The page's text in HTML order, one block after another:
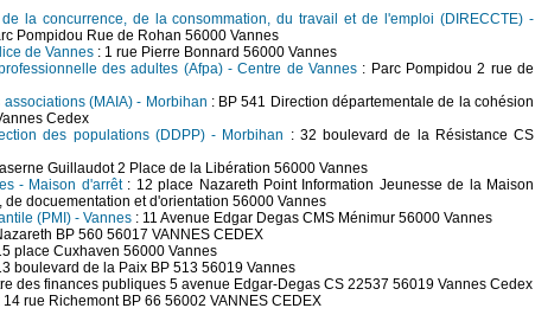
la concurrence, de la consommation, du travail et de l'emploi (DIRECCTE) -
Pompidou Rue de Rohan 56000 Vannes
de Vannes : 1 rue Pierre Bonnard 56000 Vannes
des adultes (Afpa) - Centre de Vannes : Parc Pompidou 2 rue de
(MAIA) - Morbihan : BP 541 Direction départementale de la cohésion
Cedex
des populations (DDPP) - Morbihan : 32 boulevard de la Résistance CS
Guillaudot 2 Place de la Libération 56000 Vannes
- Maison d'arrêt: 12 place Nazareth Point Information Jeunesse de la Maison
docuementation et d'orientation 56000 Vannes
(PMI) - Vannes : 11 Avenue Edgar Degas CMS Ménimur 56000 Vannes
BP 560 56017 VANNES CEDEX
place Cuxhaven 56000 Vannes
boulevard de la Paix BP 513 56019 Vannes
des finances publiques 5 avenue Edgar-Degas CS 22537 56019 Vannes Cedex
14 rue Richemont BP 66 56002 VANNES CEDEX